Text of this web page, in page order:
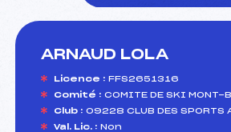
ARNAUD LOLA
Licence : FFS2651316
Comité : COMITE DE SKI MONT-
Club : 09228 CLUB DES SPORTS
Val. Lic. : Non